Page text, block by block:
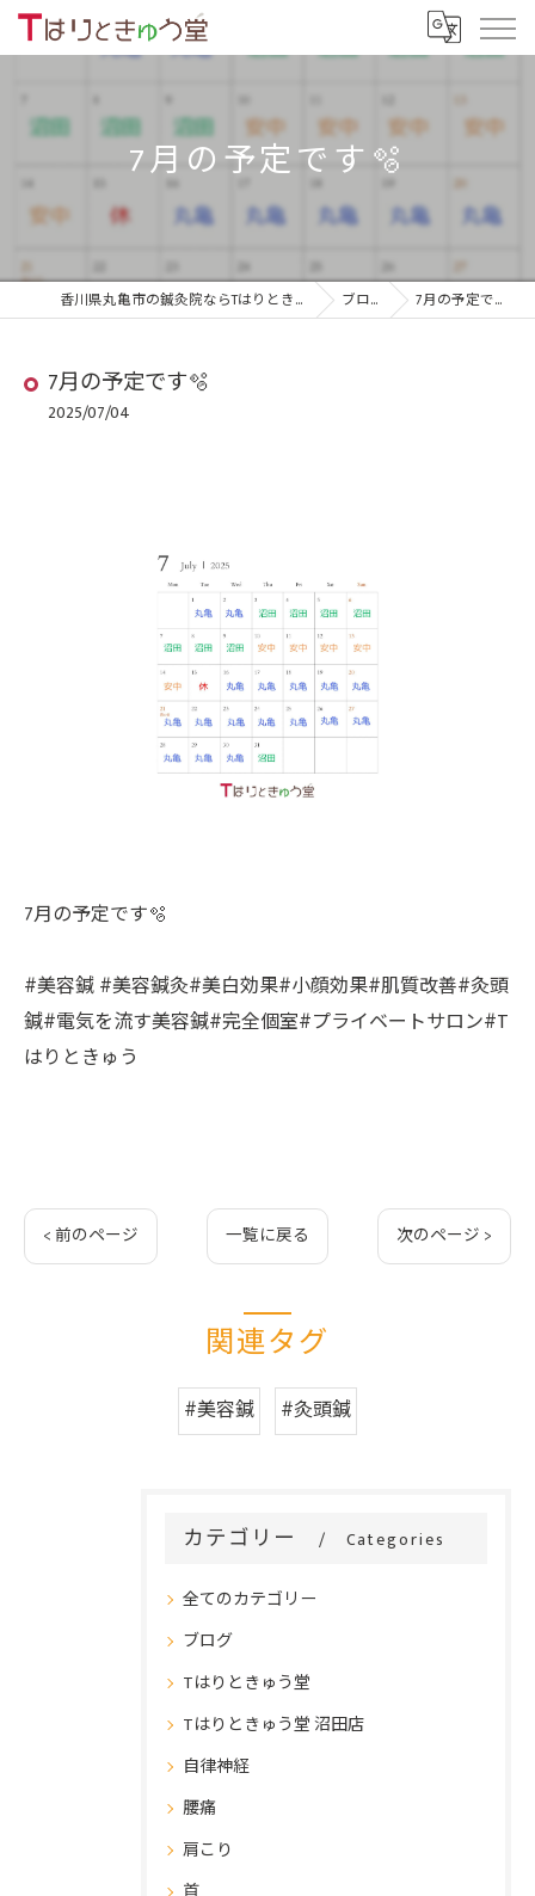
7月の予定です🫧
香川県丸亀市の鍼灸院ならTはりときゅう堂 ブログ 7月の予定です🫧
7月の予定です🫧
2025/07/04
7月の予定です🫧
#美容鍼 #美容鍼灸#美白効果#小顔効果#肌質改善#灸頭
鍼#電気を流す美容鍼#完全個室#プライベートサロン#T
はりときゅう
< 前のページ 一覧に戻る 次のページ >
関連タグ
#美容鍼 #灸頭鍼
カテゴリー Categories
全てのカテゴリー
ブログ
Tはりときゅう堂
Tはりときゅう堂 沼田店
自律神経
腰痛
肩こり